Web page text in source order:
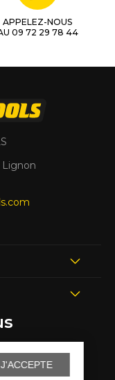
J'ACCEPTE
APPELEZ-NOUS
09 72 29 78 44